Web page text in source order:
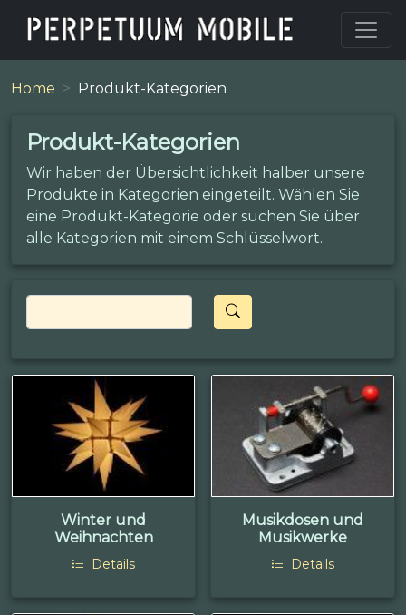
Home Produkt-Kategorien
Produkt-Kategorien
Wir haben der Übersichtlichkeit halber unsere
Produkte in Kategorien eingeteilt. Wählen Sie
eine Produkt-Kategorie oder suchen Sie über
alle Kategorien mit einem Schlüsselwort.
Winter und
Weihnachten
Details
Musikdosen und
Musikwerke
Details